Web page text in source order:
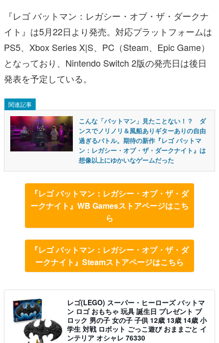
『レゴ バットマン：レガシー・オブ・ザ・ダークナ
イト』は5月22日より発売。対応プラットフォームは
PS5、Xbox Series X|S、PC（Steam、Epic Game）
となっており、Nintendo Switch 2版の発売日は後日
発表を予定している。
関連記事
こんな「バットマン」見たことない！？ ダ
ンスでノリノリ＆風船ありギターありの自由
過ぎるバトル。期待の新作『レゴ バットマ
ン：レガシー・オブ・ザ・ダークナイト』は
想像以上にゆかいなゲームだった
『レゴ バットマン：レガシー・オブ・ザ・ダ
ークナイト』WB Gamesストアページはこち
ら
『レゴ バットマン：レガシー・オブ・ザ・ダ
ークナイト』Steamストアページはこちら
レゴ(LEGO) スーパー・ヒーローズ バットマ
ン ロゴ おもちゃ 玩具 誕生日 プレゼント ブ
ロック 男の子 女の子 子供 12歳 13歳 14歳 小
学生 対戦 ロボット ごっこ遊び おままごと イ
ンテリア オシャレ 76330